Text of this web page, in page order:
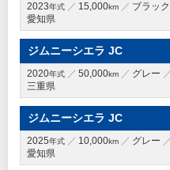
2023年式 15,000km ブラック
愛知県
ジムニーシエラ JC
2020年式 50,000km グレー
三重県
ジムニーシエラ JC
2025年式 10,000km グレー
愛知県